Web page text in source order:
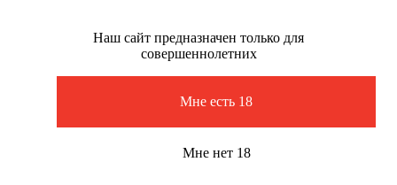
Наш сайт предназначен только для
совершеннолетних
Мне есть 18
Мне нет 18